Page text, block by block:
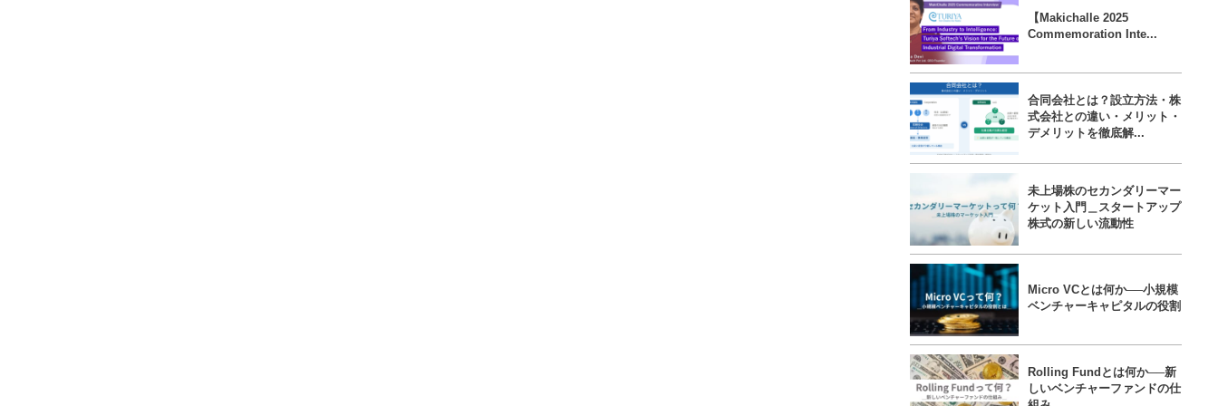
【Makichalle 2025
Commemoration Inte...
合同会社とは？設立方法・株
式会社との違い・メリット・
デメリットを徹底解...
未上場株のセカンダリーマー
ケット入門＿スタートアップ
株式の新しい流動性
Micro VCとは何か──小規模
ベンチャーキャピタルの役割
Rolling Fundとは何か──新
しいベンチャーファンドの仕